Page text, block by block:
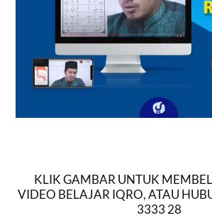
KLIK GAMBAR UNTUK
VIDEO BELAJAR IQRO, ATAU
3333 28